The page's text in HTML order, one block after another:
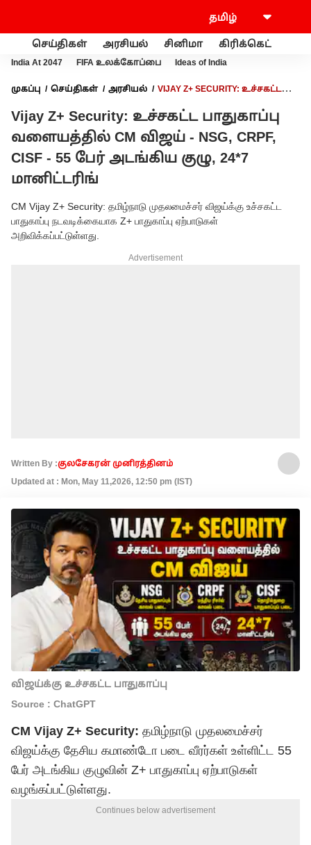
செய்திகள் அரசியல் சினிமா கிரிக்கெட்
India At 2047 FIFA உலக்கோப்பை Ideas of India
முகப்பு செய்திகள் அரசியல்
VIJAY Z+ SECURITY: உச்சகட்ட
அடங்கிய குழு, 24*7 மானிட்டரிங்
Vijay Z+ Security: உச்சகட்ட பாதுகாப்பு
வளையத்தில் CM விஜய் - NSG, CRPF,
CISF - 55 பேர் அடங்கிய குழு, 24*7
மானிட்டரிங்
CM Vijay Z+ Security: தமிழ்நாடு முதலமைச்சர் விஜய்க்கு உச்சகட்ட
பாதுகாப்பு நடவடிக்கையாக Z+ பாதுகாப்பு ஏற்பாடுகள்
அறிவிக்கப்பட்டுள்ளது.
Advertisement
Written By :குலசேகரன் முனிரத்தினம்
Updated at : Mon, May 11,2026, 12:50 pm (IST)
விஜய்க்கு உச்சகட்ட பாதுகாப்பு
Source : ChatGPT
CM Vijay Z+ Security: தமிழ்நாடு முதலமைச்சர்
விஜய்க்கு தேசிய கமாண்டோ படை வீரர்கள் உள்ளிட்ட 55
பேர் அடங்கிய குழுவின் Z+ பாதுகாப்பு ஏற்பாடுகள்
வழங்கப்பட்டுள்ளது.
Continues below advertisement